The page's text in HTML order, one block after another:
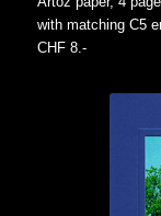
with matching C5
CHF 8.-